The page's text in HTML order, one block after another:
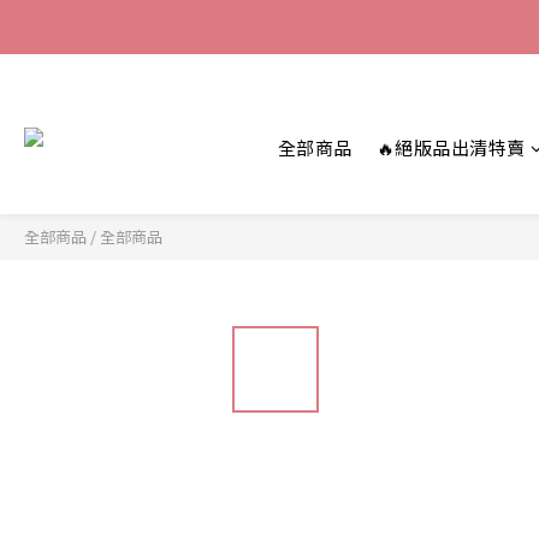
全部商品 🔥絕版品出清特賣
全部商品 / 全部商品